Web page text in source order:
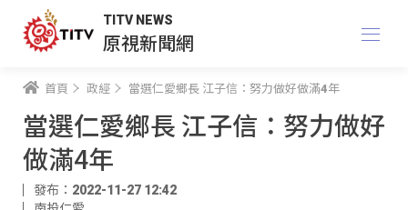
TITV NEWS
原視新聞網
首頁 政經 當選仁愛鄉長 江子信：努力做好做滿4年
當選仁愛鄉長 江子信：努力做好
做滿4年
發布：2022-11-27 12:42